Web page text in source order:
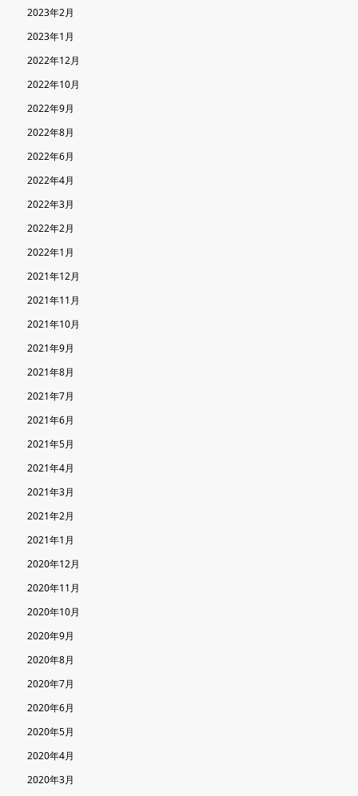
2023年2月
2023年1月
2022年12月
2022年10月
2022年9月
2022年8月
2022年6月
2022年4月
2022年3月
2022年2月
2022年1月
2021年12月
2021年11月
2021年10月
2021年9月
2021年8月
2021年7月
2021年6月
2021年5月
2021年4月
2021年3月
2021年2月
2021年1月
2020年12月
2020年11月
2020年10月
2020年9月
2020年8月
2020年7月
2020年6月
2020年5月
2020年4月
2020年3月